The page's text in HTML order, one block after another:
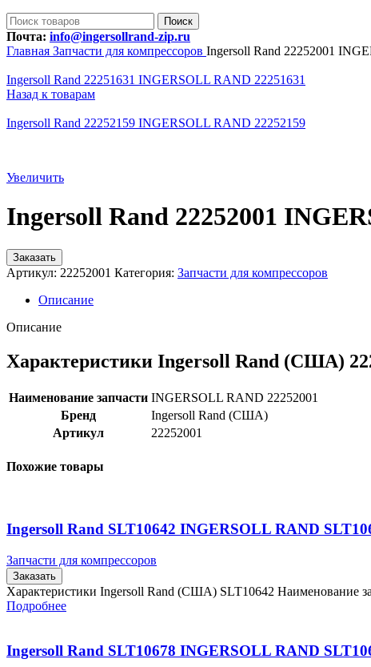
Поиск
Почта: info@ingersollrand-zip.ru
Главная Запчасти для компрессоров Ingersoll Rand 22252001
Ingersoll Rand 22251631 INGERSOLL RAND 22251631
Назад к товарам
Ingersoll Rand 22252159 INGERSOLL RAND 22252159
Увеличить
Ingersoll Rand 22252001
Заказать
Артикул: 22252001 Категория: Запчасти для компрессоров
Описание
Описание
Характеристики Ingersoll Rand (США)
Наименование запчасти INGERSOLL RAND 22252001
Бренд
Ingersoll Rand (США)
Артикул
22252001
Похожие товары
Ingersoll Rand SLT10642 INGERSOLL RAND
Запчасти для компрессоров
Заказать
Характеристики Ingersoll Rand (США) SLT10642 Наименование
Подробнее
Ingersoll Rand SLT10678 INGERSOLL RAND